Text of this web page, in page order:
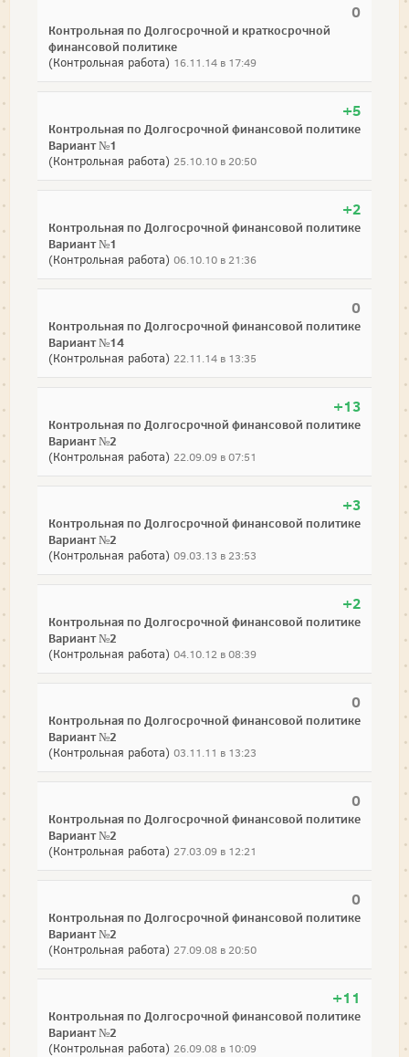
0
Контрольная по Долгосрочной и краткосрочной
финансовой политике
(Контрольная работа) 16.11.14 в 17:49
+5
Контрольная по Долгосрочной финансовой политике
Вариант №1
(Контрольная работа) 25.10.10 в 20:50
+2
Контрольная по Долгосрочной финансовой политике
Вариант №1
(Контрольная работа) 06.10.10 в 21:36
0
Контрольная по Долгосрочной финансовой политике
Вариант №14
(Контрольная работа) 22.11.14 в 13:35
+13
Контрольная по Долгосрочной финансовой политике
Вариант №2
(Контрольная работа) 22.09.09 в 07:51
+3
Контрольная по Долгосрочной финансовой политике
Вариант №2
(Контрольная работа) 09.03.13 в 23:53
+2
Контрольная по Долгосрочной финансовой политике
Вариант №2
(Контрольная работа) 04.10.12 в 08:39
0
Контрольная по Долгосрочной финансовой политике
Вариант №2
(Контрольная работа) 03.11.11 в 13:23
0
Контрольная по Долгосрочной финансовой политике
Вариант №2
(Контрольная работа) 27.03.09 в 12:21
0
Контрольная по Долгосрочной финансовой политике
Вариант №2
(Контрольная работа) 27.09.08 в 20:50
+11
Контрольная по Долгосрочной финансовой политике
Вариант №2
(Контрольная работа) 26.09.08 в 10:09